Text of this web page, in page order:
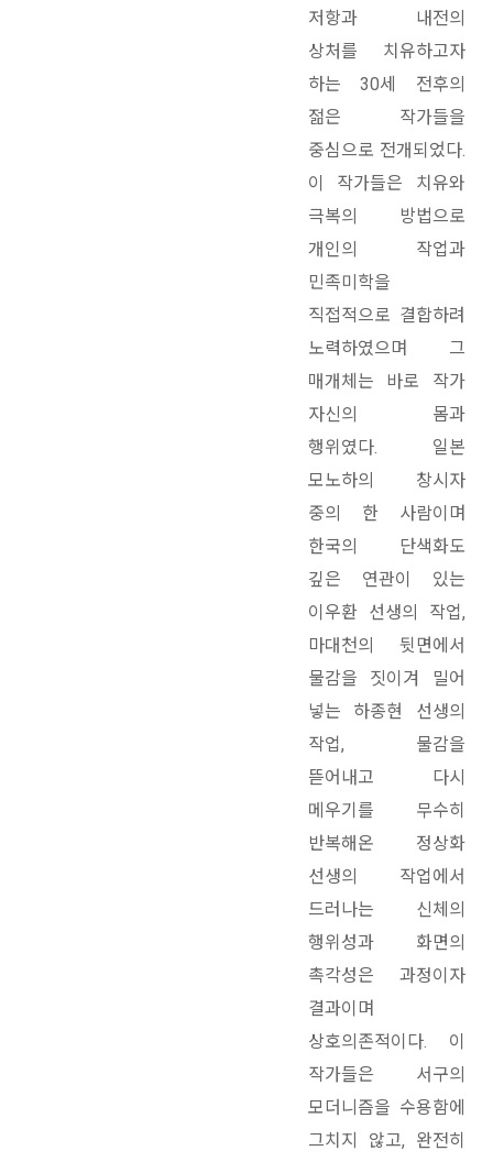
저항과 내전의
상처를 치유하고자
하는 30세 전후의
젊은 작가들을
중심으로 전개되었다.
이 작가들은 치유와
극복의 방법으로
개인의 작업과
민족미학을
직접적으로 결합하려
노력하였으며 그
매개체는 바로 작가
자신의 몸과
행위였다. 일본
모노하의 창시자
중의 한 사람이며
한국의 단색화도
깊은 연관이 있는
이우환 선생의 작업,
마대천의 뒷면에서
물감을 짓이겨 밀어
넣는 하종현 선생의
작업, 물감을
뜯어내고 다시
메우기를 무수히
반복해온 정상화
선생의 작업에서
드러나는 신체의
행위성과 화면의
촉각성은 과정이자
결과이며
상호의존적이다. 이
작가들은 서구의
모더니즘을 수용함에
그치지 않고, 완전히